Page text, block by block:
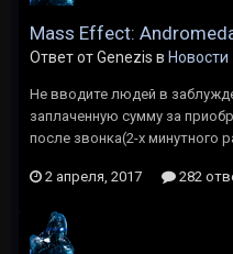
Mass Effect:
Ответ от Genezis в Новости
Не вводите людей в
заплаченную сумму за
после звонка(2-х минутного
2 апреля, 2017 282